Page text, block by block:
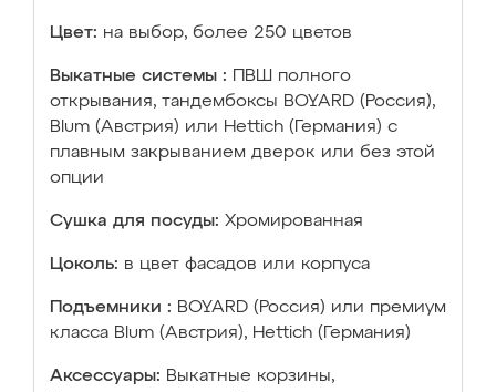
Цвет: на выбор, более 250 цветов
Выкатные системы :
ПВШ полного
открывания, тандембоксы BOYARD (Россия),
Blum (Австрия) или Hettich (Германия) с
плавным закрыванием дверок или без этой
опции
Сушка для посуды: Хромированная
Цоколь: в цвет фасадов или корпуса
Подъемники : BOYARD (Россия) или премиум
класса Blum (Австрия), Hettich (Германия)
Аксессуары: Выкатные корзины,